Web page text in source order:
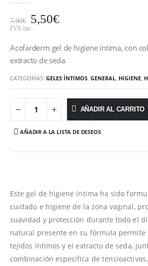
7,90€ 5,50€
IVA inc.
Acofarderm gel de higiene íntima, con
extracto de seda.
CATEGORÍAS: GELES ÍNTIMOS, GENERAL, HIGIENE,
AÑADIR AL CARRITO
AÑADIR A LA LISTA DE DESEOS
Este gel de higiene íntima ha sido
cuidado e higiene de la zona vaginal,
suavidad y protección durante todo el
natural presente en su fórmula permite
tejidos íntimos y el extracto de seda,
combinación especifica de